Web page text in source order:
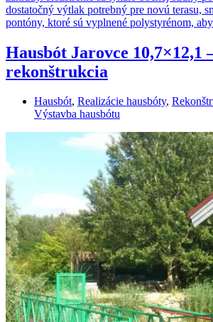
Hausbót Jarovce 10,7×12,1
rekonštrukcia
Hausbót, Realizácie hausbóty,
Výstavba hausbótu